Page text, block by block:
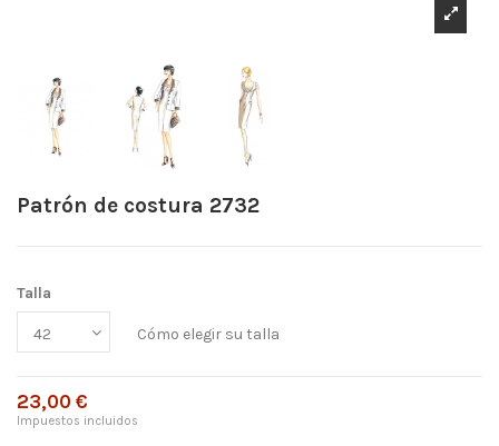
Patrón de costura 2732
Talla
Cómo elegir su talla
23,00 €
Impuestos incluidos